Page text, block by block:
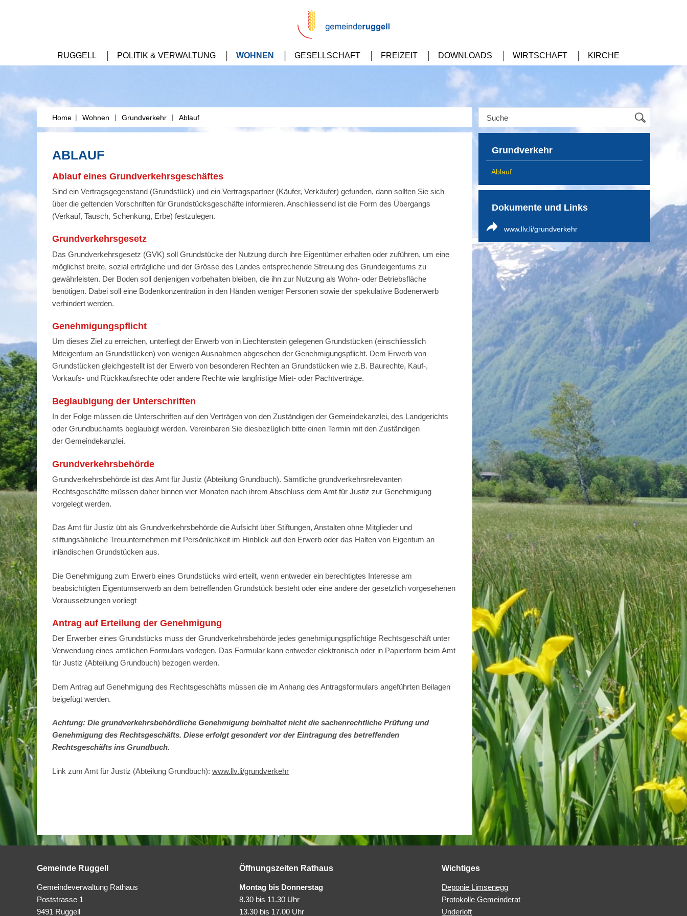
RUGGELL POLITIK & VERWALTUNG WOHNEN GESELLSCHAFT FREIZEIT DOWNLOADS WIRTSCHAFT KIRCHE
Home | Wohnen | Grundverkehr | Ablauf
ABLAUF
Ablauf eines Grundverkehrsgeschäftes
Sind ein Vertragsgegenstand (Grundstück) und ein Vertragspartner (Käufer, Verkäufer) gefunden, dann sollten Sie sich
über die geltenden Vorschriften für Grundstücksgeschäfte informieren. Anschliessend ist die Form des Übergangs
(Verkauf, Tausch, Schenkung, Erbe) festzulegen.
Grundverkehrsgesetz
Das Grundverkehrsgesetz (GVK) soll Grundstücke der Nutzung durch ihre Eigentümer erhalten oder zuführen, um eine
möglichst breite, sozial erträgliche und der Grösse des Landes entsprechende Streuung des Grundeigentums zu
gewährleisten. Der Boden soll denjenigen vorbehalten bleiben, die ihn zur Nutzung als Wohn- oder Betriebsfläche
benötigen. Dabei soll eine Bodenkonzentration in den Händen weniger Personen sowie der spekulative Bodenerwerb
verhindert werden.
Genehmigungspflicht
Um dieses Ziel zu erreichen, unterliegt der Erwerb von in Liechtenstein gelegenen Grundstücken (einschliesslich
Miteigentum an Grundstücken) von wenigen Ausnahmen abgesehen der Genehmigungspflicht. Dem Erwerb von
Grundstücken gleichgestellt ist der Erwerb von besonderen Rechten an Grundstücken wie z.B. Baurechte, Kauf-,
Vorkaufs- und Rückkaufsrechte oder andere Rechte wie langfristige Miet- oder Pachtverträge.
Beglaubigung der Unterschriften
In der Folge müssen die Unterschriften auf den Verträgen von den Zuständigen der Gemeindekanzlei, des Landgerichts
oder Grundbuchamts beglaubigt werden. Vereinbaren Sie diesbezüglich bitte einen Termin mit den Zuständigen
der Gemeindekanzlei.
Grundverkehrsbehörde
Grundverkehrsbehörde ist das Amt für Justiz (Abteilung Grundbuch). Sämtliche grundverkehrsrelevanten
Rechtsgeschäfte müssen daher binnen vier Monaten nach ihrem Abschluss dem Amt für Justiz zur Genehmigung
vorgelegt werden.
Das Amt für Justiz übt als Grundverkehrsbehörde die Aufsicht über Stiftungen, Anstalten ohne Mitglieder und
stiftungsähnliche Treuunternehmen mit Persönlichkeit im Hinblick auf den Erwerb oder das Halten von Eigentum an
inländischen Grundstücken aus.
Die Genehmigung zum Erwerb eines Grundstücks wird erteilt, wenn entweder ein berechtigtes Interesse am
beabsichtigten Eigentumserwerb an dem betreffenden Grundstück besteht oder eine andere der gesetzlich vorgesehenen
Voraussetzungen vorliegt
Antrag auf Erteilung der Genehmigung
Der Erwerber eines Grundstücks muss der Grundverkehrsbehörde jedes genehmigungspflichtige Rechtsgeschäft unter
Verwendung eines amtlichen Formulars vorlegen. Das Formular kann entweder elektronisch oder in Papierform beim Amt
für Justiz (Abteilung Grundbuch) bezogen werden.
Dem Antrag auf Genehmigung des Rechtsgeschäfts müssen die im Anhang des Antragsformulars angeführten Beilagen
beigefügt werden.
Achtung: Die grundverkehrsbehördliche Genehmigung beinhaltet nicht die sachenrechtliche Prüfung und
Genehmigung des Rechtsgeschäfts. Diese erfolgt gesondert vor der Eintragung des betreffenden
Rechtsgeschäfts ins Grundbuch.
Link zum Amt für Justiz (Abteilung Grundbuch): www.llv.li/grundverkehr
Grundverkehr
Ablauf
Dokumente und Links
www.llv.li/grundverkehr
Gemeinde Ruggell
Gemeindeverwaltung Rathaus
Poststrasse 1
9491 Ruggell
Öffnungszeiten Rathaus
Montag bis Donnerstag
8.30 bis 11.30 Uhr
13.30 bis 17.00 Uhr
Wichtiges
Deponie Limsenegg
Protokolle Gemeinderat
Underloft